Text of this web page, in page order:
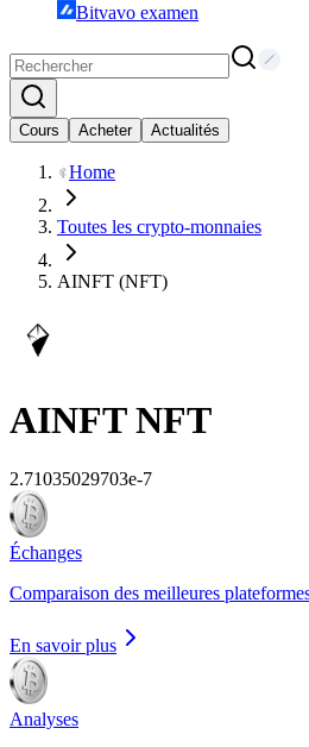
Bitvavo examen
Cours Acheter Actualités
Home
Toutes les crypto-monnaies
AINFT (NFT)
AINFT NFT
2.71035029703e-7
Échanges
Comparaison des meilleures
En savoir plus
Analyses